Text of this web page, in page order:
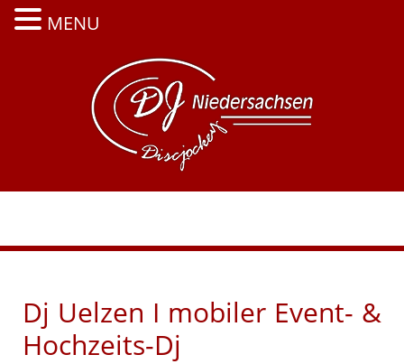
Dj Uelzen I mobiler Event- &
Hochzeits-Dj
MENU